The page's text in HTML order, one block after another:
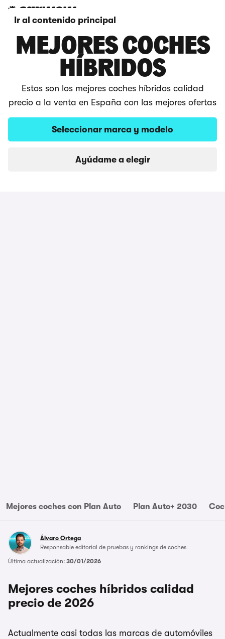
Ir al contenido principal
MEJORES COCHES
HÍBRIDOS
Estos son los mejores coches híbridos calidad
precio a la venta en España con las mejores ofertas
Seleccionar marca y modelo
Ayúdame a elegir
Mejores coches con Plan Auto Plan Auto+ 2030
Álvaro Ortega
Responsable editorial de pruebas y rankings de coches
Última actualización: 30/01/2026
Mejores coches híbridos calidad
precio de 2026
Actualmente casi todas las marcas de automóviles